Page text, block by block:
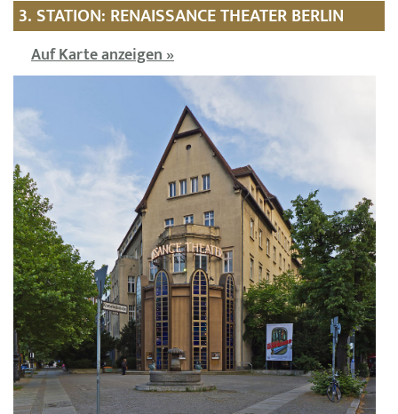
3. STATION: RENAISSANCE THEATER BERLIN
Auf Karte anzeigen »